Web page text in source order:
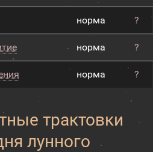
норма ?
норма ?
норма ?
трактовки
лунного